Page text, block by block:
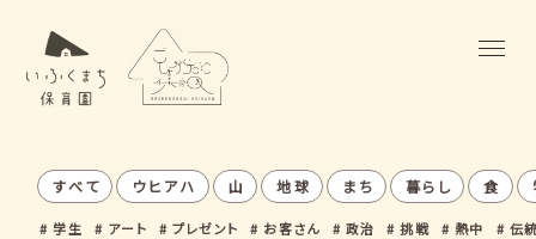
すべて ウヒアハ 山 地球 まち 暮らし 食
学生 アート プレゼント お客さん 政治 挑戦 熱中 伝